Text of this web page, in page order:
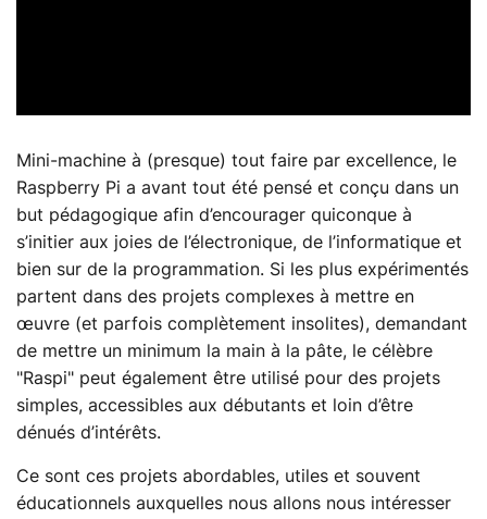
Mini-machine à (presque) tout faire par excellence, le
Raspberry Pi a avant tout été pensé et conçu dans un
but pédagogique afin d’encourager quiconque à
s’initier aux joies de l’électronique, de l’informatique et
bien sur de la programmation. Si les plus expérimentés
partent dans des projets complexes à mettre en
œuvre (et parfois complètement insolites), demandant
de mettre un minimum la main à la pâte, le célèbre
"Raspi" peut également être utilisé pour des projets
simples, accessibles aux débutants et loin d’être
dénués d’intérêts.
Ce sont ces projets abordables, utiles et souvent
éducationnels auxquelles nous allons nous intéresser